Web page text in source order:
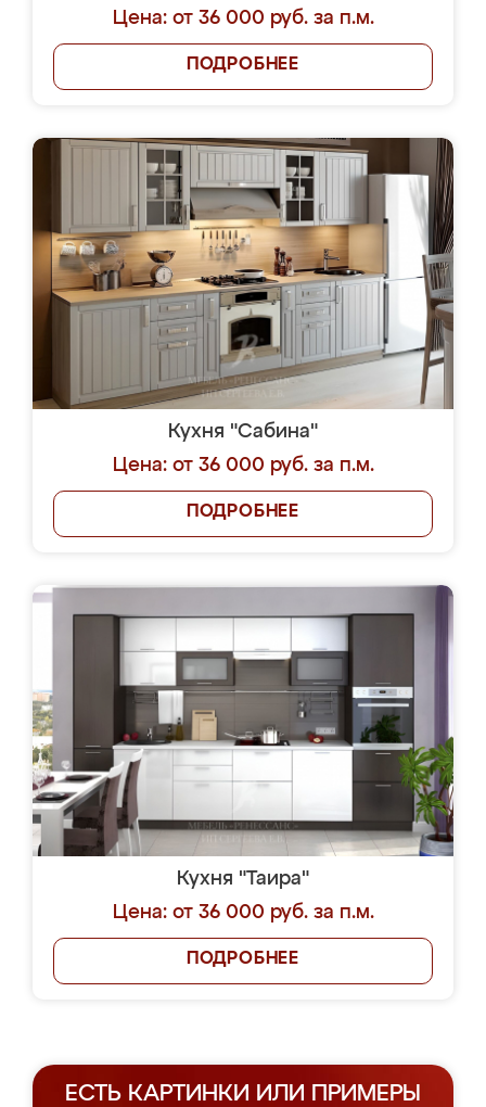
Цена: от 36 000 руб. за п.м.
ПОДРОБНЕЕ
Кухня "Сабина"
Цена: от 36 000 руб. за п.м.
ПОДРОБНЕЕ
Кухня "Таира"
Цена: от 36 000 руб. за п.м.
ПОДРОБНЕЕ
ЕСТЬ КАРТИНКИ ИЛИ ПРИМЕРЫ